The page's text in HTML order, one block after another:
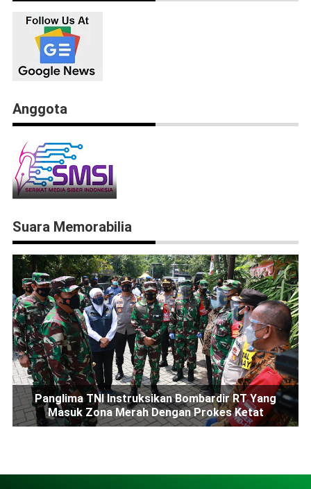
Anggota
Suara Memorabilia
Panglima TNI Instruksikan Bombardir RT Yang
Masuk Zona Merah Dengan Prokes Ketat